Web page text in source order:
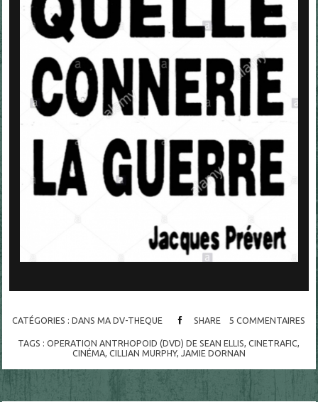
CATÉGORIES : DANS MA DV-THEQUE SHARE 5 COMMENTAIRES
TAGS :OPERATION ANTRHOPOID (DVD) DE SEAN ELLIS,CINETRAFIC,
CINÉMA, CILLIAN MURPHY, JAMIE DORNAN